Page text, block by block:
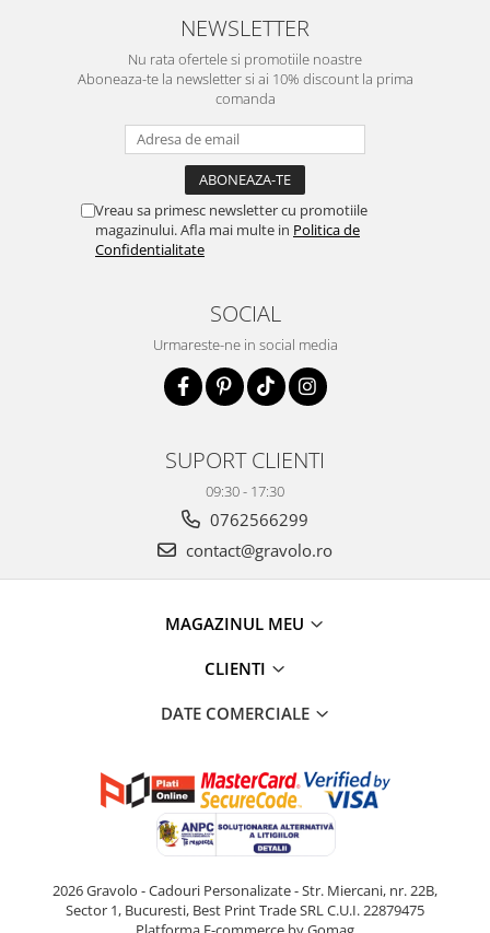
NEWSLETTER
Nu rata ofertele si promotiile noastre
Aboneaza-te la newsletter si ai 10% discount la prima
comanda
Vreau sa primesc newsletter cu promotiile
magazinului. Afla mai multe in Politica de
Confidentialitate
SOCIAL
Urmareste-ne in social media
SUPORT CLIENTI
09:30 - 17:30
0762566299
contact@gravolo.ro
MAGAZINUL MEU
CLIENTI
DATE COMERCIALE
2026 Gravolo - Cadouri Personalizate - Str. Miercani, nr. 22B,
Sector 1, Bucuresti, Best Print Trade SRL C.U.I. 22879475